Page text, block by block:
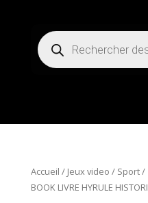
Recherche
de
produits
Accueil / Jeux video / Sport/
BOOK LIVRE HYRULE